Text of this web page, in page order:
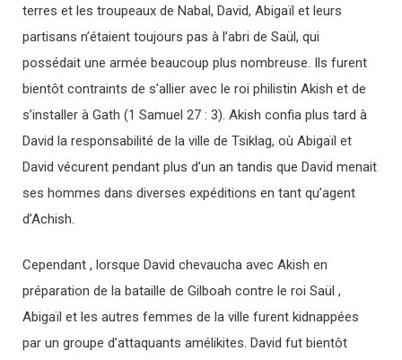
terres et les troupeaux de Nabal, David, Abigaïl et leurs
partisans n’étaient toujours pas à l’abri de Saül, qui
possédait une armée beaucoup plus nombreuse. Ils furent
bientôt contraints de s’allier avec le roi philistin Akish et de
s’installer à Gath (1 Samuel 27 : 3). Akish confia plus tard à
David la responsabilité de la ville de Tsiklag, où Abigaïl et
David vécurent pendant plus d’un an tandis que David menait
ses hommes dans diverses expéditions en tant qu’agent
d’Achish.
Cependant , lorsque David chevaucha avec Akish en
préparation de la bataille de Gilboah contre le roi Saül ,
Abigaïl et les autres femmes de la ville furent kidnappées
par un groupe d’attaquants amélikites. David fut bientôt